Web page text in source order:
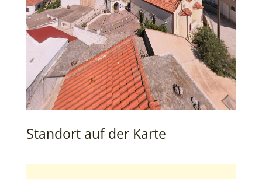
Standort auf der Karte